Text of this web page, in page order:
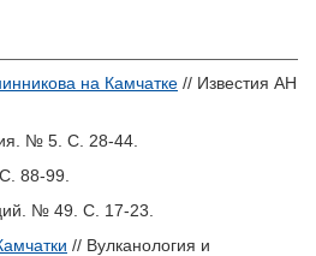
на Камчатке // Известия АН
№ 5. С. 28-44.
88-99.
№ 49. С. 17-23.
// Вулканология и